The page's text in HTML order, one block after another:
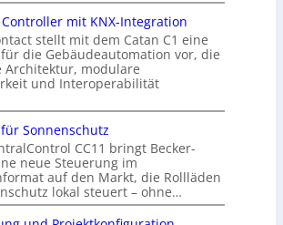
mit KNX-Integration
stellt mit dem Catan C1 eine
die Gebäudeautomation vor, die
Architektur, modulare
und Interoperabilität
Sonnenschutz
CC11 bringt Becker-
neue Steuerung im
auf den Markt, die Rollläden
lokal steuert – ohne…